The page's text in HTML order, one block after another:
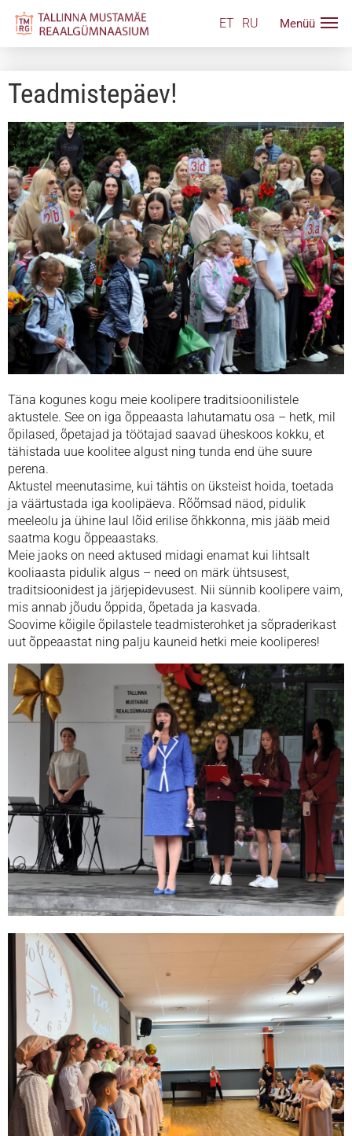
ET RU
Teadmistepäev!
Täna kogunes kogu meie koolipere traditsioonilistele
aktustele. See on iga õppeaasta lahutamatu osa – hetk, mil
õpilased, õpetajad ja töötajad saavad üheskoos kokku, et
tähistada uue koolitee algust ning tunda end ühe suure
perena.
Aktustel meenutasime, kui tähtis on üksteist hoida, toetada
ja väärtustada iga koolipäeva. Rõõmsad näod, pidulik
meeleolu ja ühine laul lõid erilise õhkkonna, mis jääb meid
saatma kogu õppeaastaks.
Meie jaoks on need aktused midagi enamat kui lihtsalt
kooliaasta pidulik algus – need on märk ühtsusest,
traditsioonidest ja järjepidevusest. Nii sünnib koolipere vaim,
mis annab jõudu õppida, õpetada ja kasvada.
Soovime kõigile õpilastele teadmisterohket ja sõpraderikast
uut õppeaastat ning palju kauneid hetki meie kooliperes!